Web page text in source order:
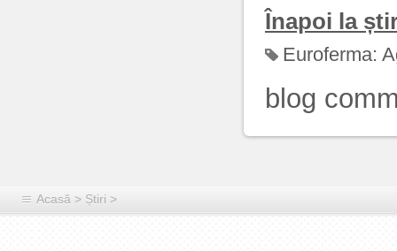
Înapoi la
Euroferma:
blog
Acasă > Știri >